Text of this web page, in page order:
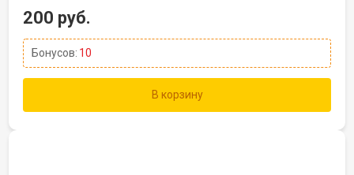
200 руб.
Бонусов: 10
В корзину